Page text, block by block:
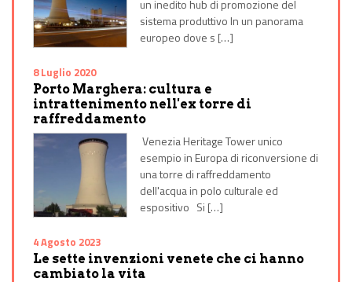
un inedito hub di promozione del
sistema produttivo In un panorama
europeo dove s […]
8 Luglio 2020
Porto Marghera: cultura e
intrattenimento nell'ex torre di
raffreddamento
Venezia Heritage Tower unico
esempio in Europa di riconversione di
una torre di raffreddamento
dell'acqua in polo culturale ed
espositivo Si […]
4 Agosto 2023
Le sette invenzioni venete che ci hanno
cambiato la vita